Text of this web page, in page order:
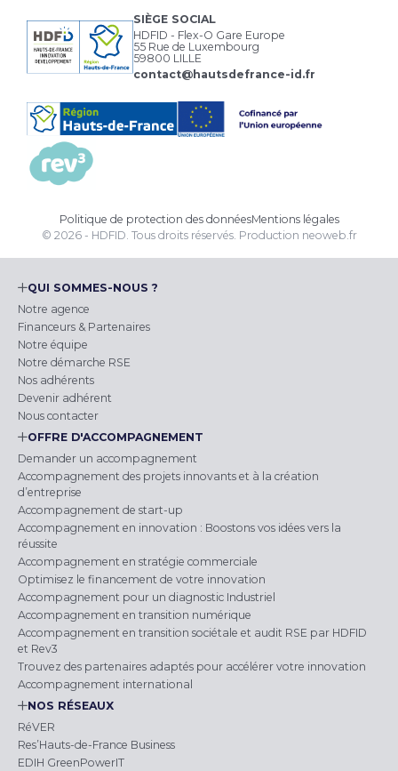
SIÈGE SOCIAL
HDFID - Flex-O Gare Europe
55 Rue de Luxembourg
59800 LILLE
contact@hautsdefrance-id.fr
Politique de protection des donnéesMentions légales
© 2026 - HDFID. Tous droits réservés. Production neoweb.fr
QUI SOMMES-NOUS ?
Notre agence
Financeurs & Partenaires
Notre équipe
Notre démarche RSE
Nos adhérents
Devenir adhérent
Nous contacter
OFFRE D'ACCOMPAGNEMENT
Demander un accompagnement
Accompagnement des projets innovants et à la création
d’entreprise
Accompagnement de start-up
Accompagnement en innovation : Boostons vos idées vers la
réussite
Accompagnement en stratégie commerciale
Optimisez le financement de votre innovation
Accompagnement pour un diagnostic Industriel
Accompagnement en transition numérique
Accompagnement en transition sociétale et audit RSE par HDFID
et Rev3
Trouvez des partenaires adaptés pour accélérer votre innovation
Accompagnement international
NOS RÉSEAUX
RéVER
Res’Hauts-de-France Business
EDIH GreenPowerIT